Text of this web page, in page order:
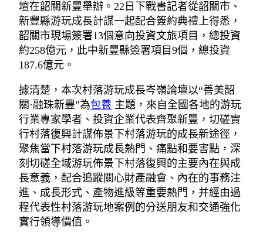
壇在韶關新豐舉辦。22日下戰書記者從韶關市、
新豐縣游玩成長計謀一起配合簽約典禮上得悉，
韶關市現場簽署13個意向投資文旅項目，總投資
約258億元，此中新豐縣簽署項目9個，總投資
187.6億元。
據清楚，本次村落游玩成長岑嶺論壇以“善美韶
關·融珠新豐”為包養 主題，來自全國各地的游玩
行業專家學者、投資企業代表齊聚新豐，切磋實
行村落復興計謀佈景下村落游玩的成長新途徑，
聚焦當下村落游玩成長熱門、痛點和要害點，深
刻切磋全域游玩佈景下村落復興的主要內在與成
長意義，配合追蹤關心財產融會、內在的事務注
進、成長形式、產物進級等重要熱門，并經由過
程代表性村落游玩地案例的分送朋友和交通強化
實行領導價值。